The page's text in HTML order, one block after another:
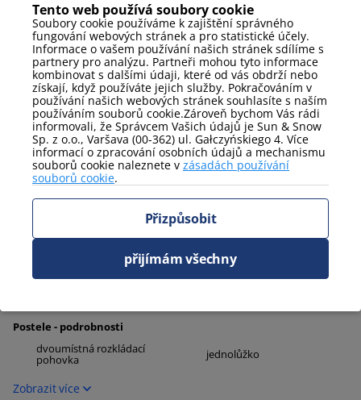
Média
tv
internet
kabelová/satelitní televize
Zobrazit více
Parkování
parkování v garážové hale
Zobrazit více
Ručníky
jednolůžko
Postele - podrobnosti
dvoumístná rozkládací
pohovka jednolůžko
Zobrazit více
Tento web používá soubory cookie
Soubory cookie používáme k zajištění správného
fungování webových stránek a pro statistické účely.
Informace o vašem používání našich stránek sdílíme s
partnery pro analýzu. Partneři mohou tyto informace
kombinovat s dalšími údaji, které od vás obdrží nebo
získají, když používáte jejich služby. Pokračováním v
používání našich webových stránek souhlasíte s naším
používáním souborů cookie.Zároveň bychom Vás rádi
informovali, že Správcem Vašich údajů je Sun & Snow
Sp. z o.o., Varšava (00-362) ul. Gałczyńskiego 4. Více
informací o zpracování osobních údajů a mechanismu
souborů cookie naleznete v zásadách používání
souborů cookie.
Přizpůsobit
přijímám všechny